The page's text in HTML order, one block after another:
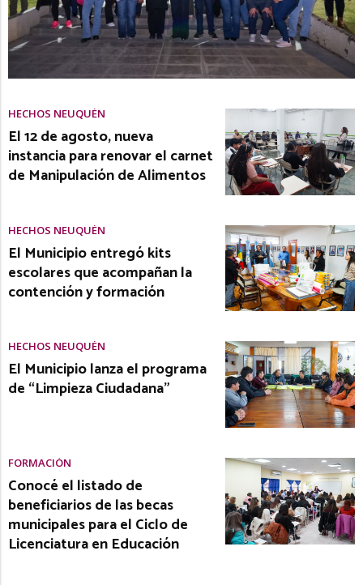
HECHOS NEUQUÉN
El 12 de agosto, nueva
instancia para renovar el carnet
de Manipulación de Alimentos
HECHOS NEUQUÉN
El Municipio entregó kits
escolares que acompañan la
contención y formación
HECHOS NEUQUÉN
El Municipio lanza el programa
de “Limpieza Ciudadana”
FORMACIÓN
Conocé el listado de
beneficiarios de las becas
municipales para el Ciclo de
Licenciatura en Educación